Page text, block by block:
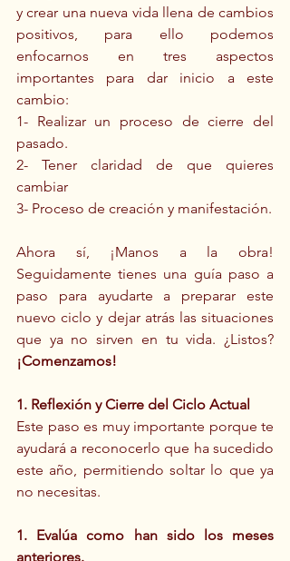
y crear una nueva vida llena de cambios
positivos, para ello podemos
enfocarnos en tres aspectos
importantes para dar inicio a este
cambio:
1- Realizar un proceso de cierre del
pasado.
2- Tener claridad de que quieres
cambiar
3- Proceso de creación y manifestación.
Ahora sí, ¡Manos a la obra!
Seguidamente tienes una guía paso a
paso para ayudarte a preparar este
nuevo ciclo y dejar atrás las situaciones
¡Comenzamos!
1. Reflexión y Cierre del Ciclo Actual
Este paso es muy importante porque te
ayudará a reconocerlo que ha sucedido
este año, permitiendo soltar lo que ya
no necesitas.
1. Evalúa como han sido los meses
anteriores.